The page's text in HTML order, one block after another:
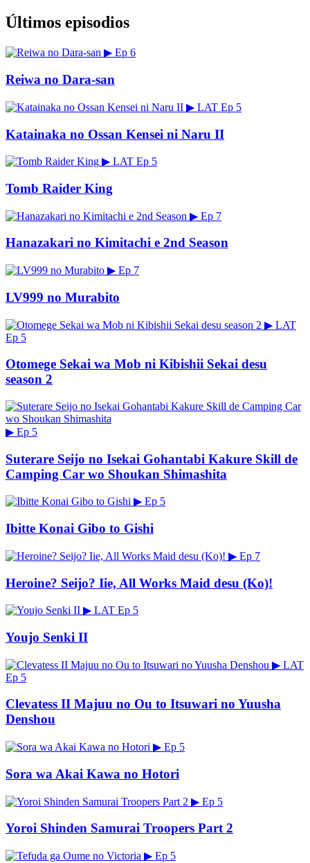
Últimos episodios
▶ Ep 6
Reiwa no Dara-san
▶ LAT Ep 5
Katainaka no Ossan Kensei ni Naru II
▶ LAT Ep 5
Tomb Raider King
▶ Ep 7
Hanazakari no Kimitachi e 2nd Season
▶ Ep 7
LV999 no Murabito
▶ LAT
Ep 5
Otomege Sekai wa Mob ni Kibishii Sekai desu
season 2
▶ Ep 5
Suterare Seijo no Isekai Gohantabi Kakure Skill de
Camping Car wo Shoukan Shimashita
▶ Ep 5
Ibitte Konai Gibo to Gishi
▶ Ep 7
Heroine? Seijo? Iie, All Works Maid desu (Ko)!
▶ LAT Ep 5
Youjo Senki II
▶ LAT
Ep 5
Clevatess II Majuu no Ou to Itsuwari no Yuusha
Denshou
▶ Ep 5
Sora wa Akai Kawa no Hotori
▶ Ep 5
Yoroi Shinden Samurai Troopers Part 2
▶ Ep 5